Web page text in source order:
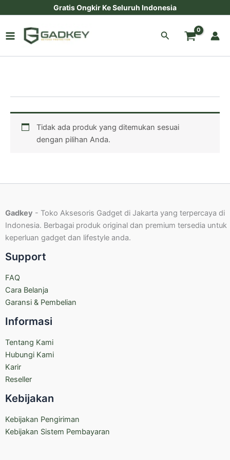
ke
konten
Gratis Ongkir Ke Seluruh Indonesia
Cari
Tidak ada produk yang ditemukan sesuai
dengan pilihan Anda.
Gadkey - Toko Aksesoris Gadget di Jakarta yang terpercaya di
Indonesia. Berbagai produk original dan premium tersedia untuk
keperluan gadget dan lifestyle anda.
Support
FAQ
Cara Belanja
Garansi & Pembelian
Informasi
Tentang Kami
Hubungi Kami
Karir
Reseller
Kebijakan
Kebijakan Pengiriman
Kebijakan Sistem Pembayaran